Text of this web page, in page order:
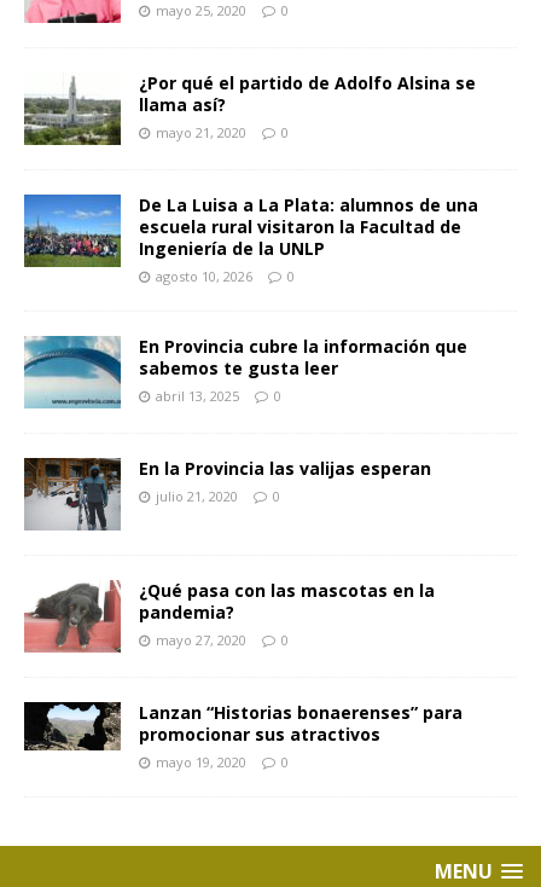
mayo 25, 2020 0
¿Por qué el partido de Adolfo Alsina se
llama así?
mayo 21, 2020 0
De La Luisa a La Plata: alumnos de una
escuela rural visitaron la Facultad de
Ingeniería de la UNLP
agosto 10, 2026 0
En Provincia cubre la información que
sabemos te gusta leer
abril 13, 2025 0
En la Provincia las valijas esperan
julio 21, 2020 0
¿Qué pasa con las mascotas en la
pandemia?
mayo 27, 2020 0
Lanzan “Historias bonaerenses” para
promocionar sus atractivos
mayo 19, 2020 0
MENU